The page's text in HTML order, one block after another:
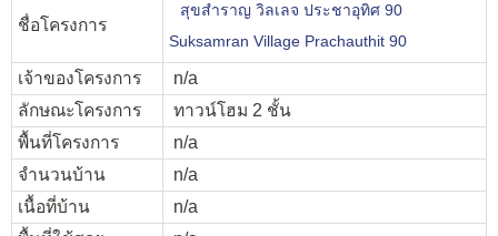
ชื่อโครงการ
สุขสำราญ วิลเลจ ประชาอุทิศ 90
Suksamran Village Prachauthit 90
เจ้าของโครงการ
n/a
ลักษณะโครงการ
ทาวน์โฮม 2 ชั้น
พื้นที่โครงการ
n/a
จำนวนบ้าน
n/a
เนื้อที่บ้าน
n/a